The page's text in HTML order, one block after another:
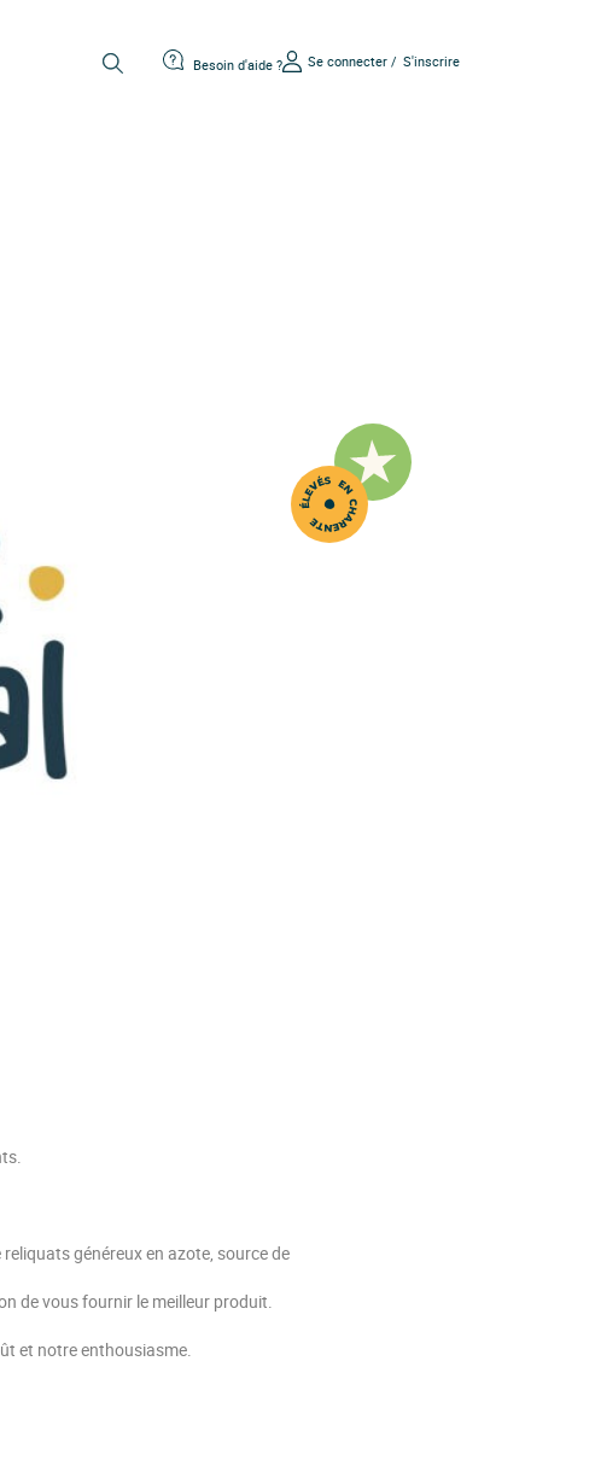
Besoin d'aide ? Se connecter / S'inscrire
généreux en azote, source de
de vous fournir le meilleur produit.
et notre enthousiasme.